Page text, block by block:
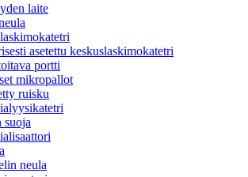
laite
asetettu keskuslaskimokatetri
portti
mikropallot
ruisku
suoja
neula